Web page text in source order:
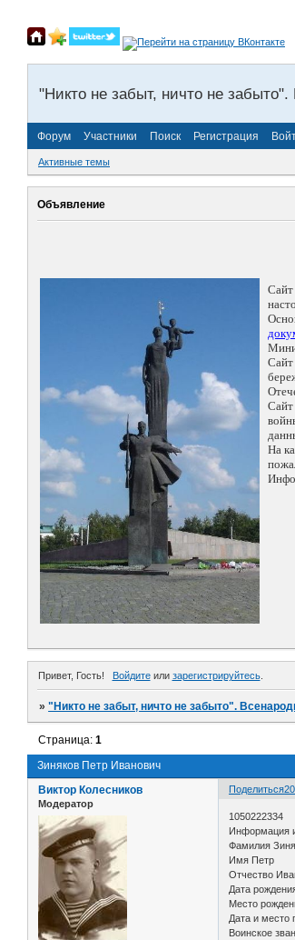
"Никто не забыт, ничто не
Форум Участники Поиск Регистрация
Активные темы
Объявление
Сайт
Сайт
Сайт
На
Привет, Гость! Войдитеили зарегистрируйтесь.
»"Никто не забыт, ничто не забыто".
Зиняков Петр Иванович
Страница:1
Поделиться
Виктор Колесников
Модератор
1050222334
Информация
Фамилия
Имя Петр
Отчество
Дата
Место
Дата и место
Воинское